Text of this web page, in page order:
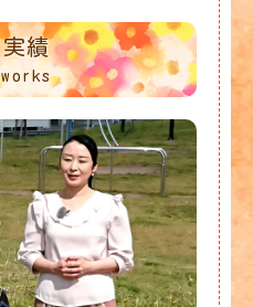
実績
works